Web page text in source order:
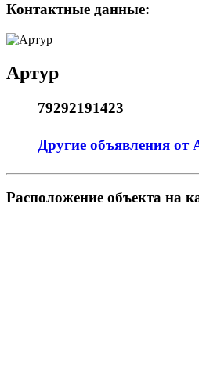
Контактные данные:
Артур
79292191423
Другие объявления от
Pасположение объекта на